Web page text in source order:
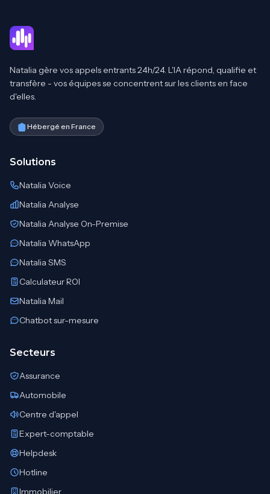
Natalia gère vos appels entrants 24h/24. L'IA répond, qualifie et
transfère - vos équipes se concentrent sur les clients en face
d'elles.
Hébergé en France
Solutions
Natalia Voice
Natalia Analyse
Natalia Analyse On-Premise
Natalia WhatsApp
Natalia SMS
Calculateur ROI
Natalia Mail
Chatbot sur-mesure
Secteurs
Assurance
Automobile
Centre d'appel
Expert-comptable
Helpdesk
Hotline
Immobilier